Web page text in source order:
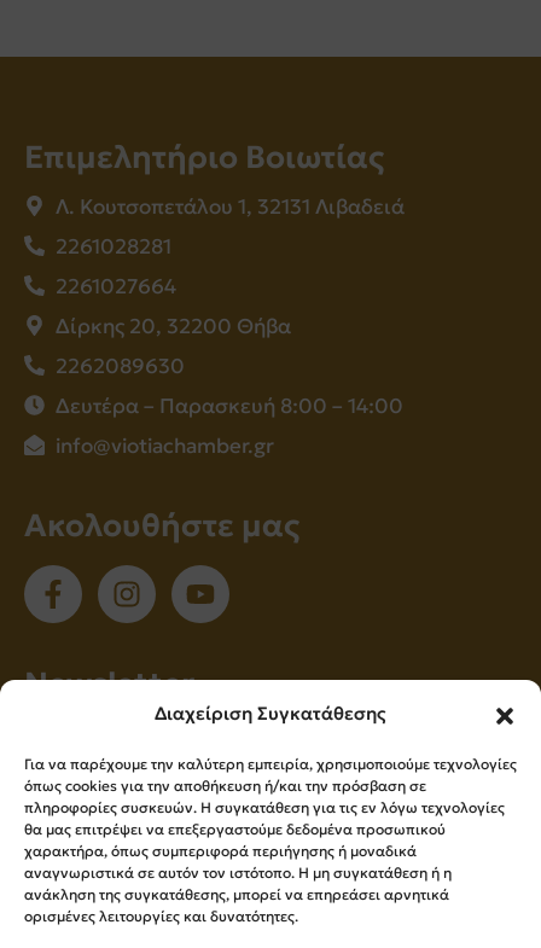
Διαχείριση Συγκατάθεσης
Για να παρέχουμε την καλύτερη εμπειρία, χρησιμοποιούμε τεχνολογίες
όπως cookies για την αποθήκευση ή/και την πρόσβαση σε
πληροφορίες συσκευών. Η συγκατάθεση για τις εν λόγω τεχνολογίες
θα μας επιτρέψει να επεξεργαστούμε δεδομένα προσωπικού
χαρακτήρα, όπως συμπεριφορά περιήγησης ή μοναδικά
αναγνωριστικά σε αυτόν τον ιστότοπο. Η μη συγκατάθεση ή η
ανάκληση της συγκατάθεσης, μπορεί να επηρεάσει αρνητικά
ορισμένες λειτουργίες και δυνατότητες.
Επιμελητήριο Βοιωτίας
Λ. Κουτσοπετάλου 1, 32131 Λιβαδειά
2261028281
2261027664
Δίρκης 20, 32200 Θήβα
2262089630
Δευτέρα – Παρασκευή 8:00 – 14:00
info@viotiachamber.gr
Ακολουθήστε μας
Νewsletter
ενημερώνεστε πρώτοι για όλα τα νέα μας!
Εγγραφή